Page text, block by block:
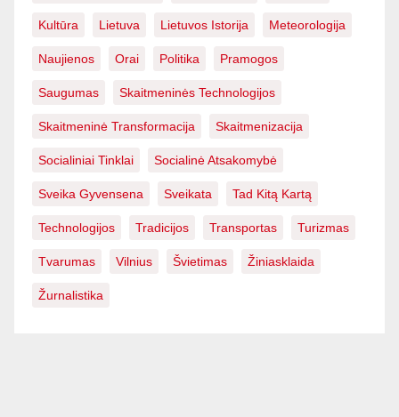
Kultūra Lietuva Lietuvos Istorija Meteorologija
Naujienos Orai Politika Pramogos
Saugumas Skaitmeninės Technologijos
Skaitmeninė Transformacija Skaitmenizacija
Socialiniai Tinklai Socialinė Atsakomybė
Sveika Gyvensena Sveikata Tad Kitą Kartą
Technologijos Tradicijos Transportas Turizmas
Tvarumas Vilnius Švietimas Žiniasklaida
Žurnalistika